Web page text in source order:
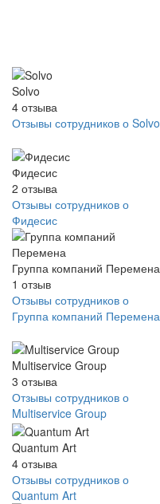
Solvo
4 отзыва
Отзывы сотрудников о Solvo
Фидесис
2 отзыва
Отзывы сотрудников о
Фидесис
Группа компаний Перемена
1 отзыв
Отзывы сотрудников о
Группа компаний Перемена
Multiservice Group
3 отзыва
Отзывы сотрудников о
Multiservice Group
Quantum Art
4 отзыва
Отзывы сотрудников о
Quantum Art